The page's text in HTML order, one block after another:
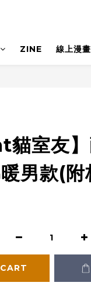
ZINE 線上漫
貓室友
男款(附